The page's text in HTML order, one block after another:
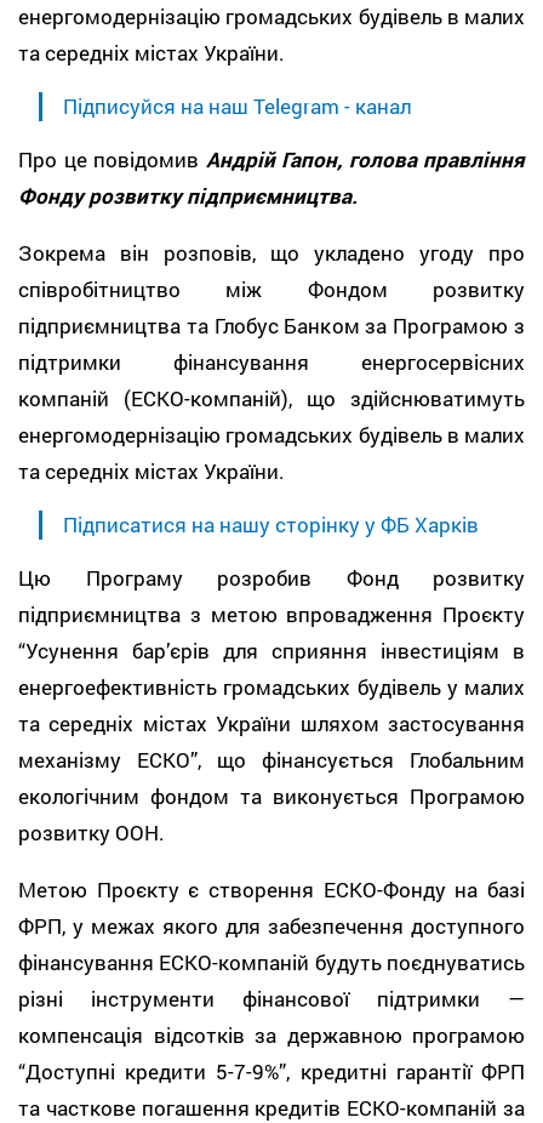
енергомодернізацію громадських будівель в малих
та середніх містах України.
Підписуйся на наш Telegram - канал
Про це повідомив Андрій Гапон, голова правління
Фонду розвитку підприємництва.
Зокрема він розповів, що укладено угоду про
співробітництво між Фондом розвитку
підприємництва та Глобус Банком за Програмою з
підтримки фінансування енергосервісних
компаній (ЕСКО-компаній), що здійснюватимуть
енергомодернізацію громадських будівель в малих
та середніх містах України.
Підписатися на нашу сторінку у ФБ Харків
Цю Програму розробив Фонд розвитку
підприємництва з метою впровадження Проєкту
“Усунення бар’єрів для сприяння інвестиціям в
енергоефективність громадських будівель у малих
та середніх містах України шляхом застосування
механізму ЕСКО”, що фінансується Глобальним
екологічним фондом та виконується Програмою
розвитку ООН.
Метою Проєкту є створення ЕСКО-Фонду на базі
ФРП, у межах якого для забезпечення доступного
фінансування ЕСКО-компаній будуть поєднуватись
різні інструменти фінансової підтримки —
компенсація відсотків за державною програмою
“Доступні кредити 5-7-9%”, кредитні гарантії ФРП
та часткове погашення кредитів ЕСКО-компаній за